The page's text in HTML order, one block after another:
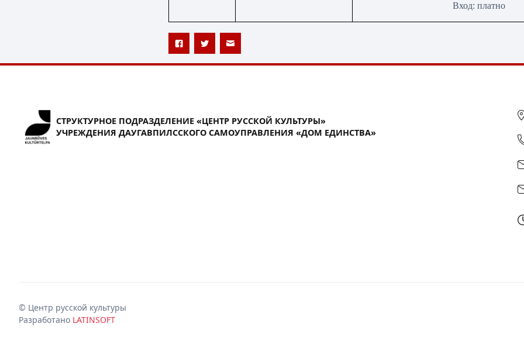
Вход: платно
СТРУКТУРНОЕ ПОДРАЗДЕЛЕНИЕ «ЦЕНТР РУССКОЙ КУЛЬТУРЫ»
УЧРЕЖДЕНИЯ ДАУГАВПИЛССКОГО САМОУПРАВЛЕНИЯ «ДОМ ЕДИНСТВА»
© Центр русской культуры
Разработано LATINSOFT